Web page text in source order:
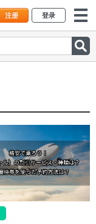
注册 登录